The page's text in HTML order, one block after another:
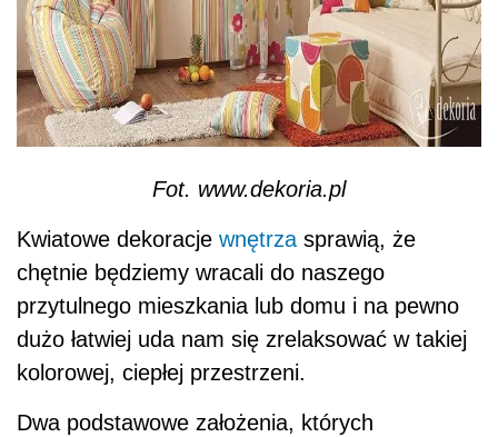
Fot. www.dekoria.pl
Kwiatowe dekoracje wnętrza sprawią, że
chętnie będziemy wracali do naszego
przytulnego mieszkania lub domu i na pewno
dużo łatwiej uda nam się zrelaksować w takiej
kolorowej, ciepłej przestrzeni.
Dwa podstawowe założenia, których